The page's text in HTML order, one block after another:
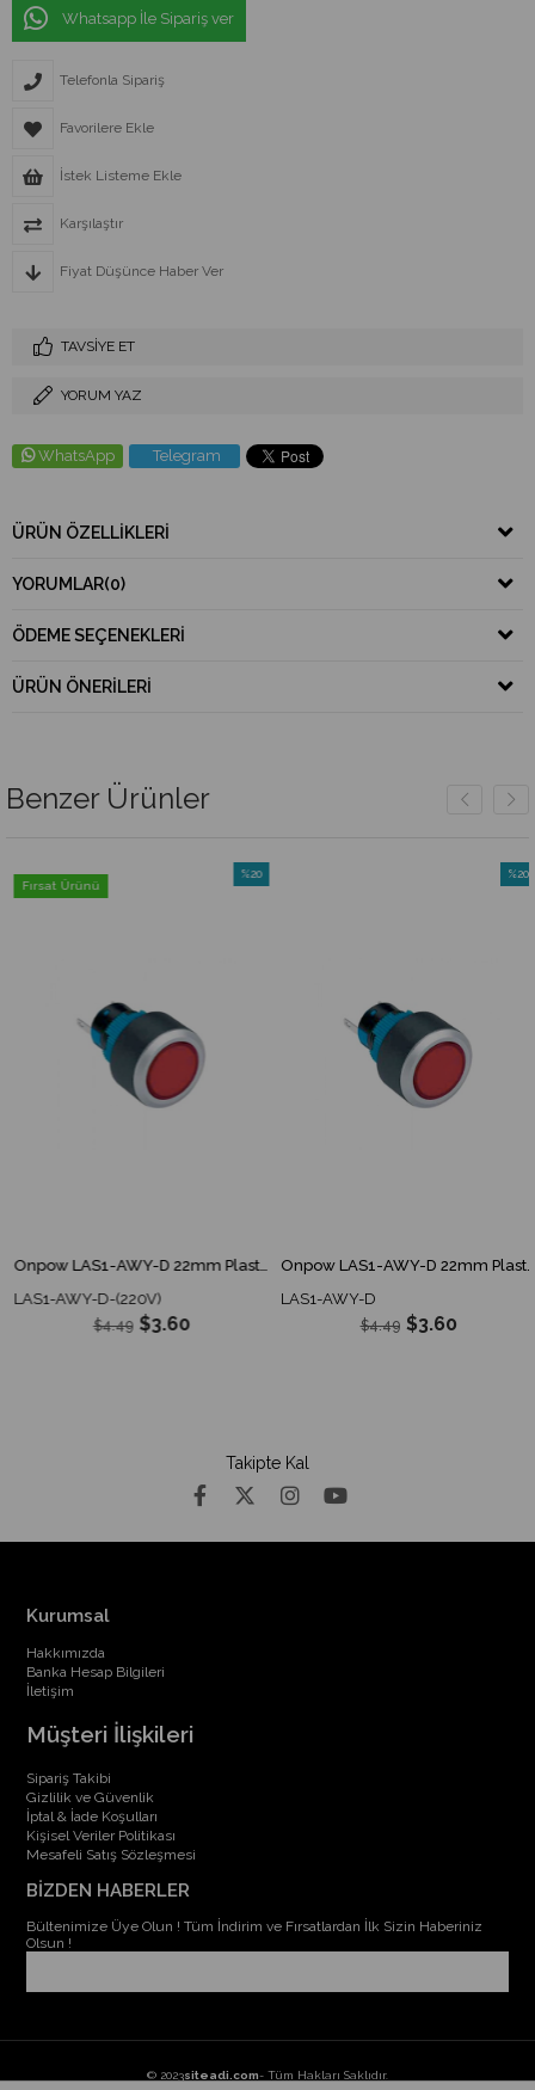
Whatsapp İle Sipariş ver
Telefonla Sipariş
Favorilere Ekle
İstek Listeme Ekle
Karşılaştır
Fiyat Düşünce Haber Ver
TAVSIYE ET
YORUM YAZ
WhatsApp Telegram
ÜRÜN ÖZELLIKLERI
YORUMLAR(0)
ÖDEME SEÇENEKLERI
ÜRÜN ÖNERILERI
Benzer Ürünler
Onpow LAS1-AWY-D 22mm Plastik Ledli 220V Sinyal Lambası
LAS1-AWY-D-(220V)
$3.60
$4.49
%20
Fırsat Ürünü
Onpow LAS1-AWY-D 22mm Plastik Ledli 10-24V Sinyal Lambası
LAS1-AWY-D
$3.60
$4.49
%20
Takipte Kal
Kurumsal
Hakkımızda
Banka Hesap Bilgileri
İletişim
Müşteri İlişkileri
Sipariş Takibi
Gizlilik ve Güvenlik
İptal & İade Koşulları
Kişisel Veriler Politikası
Mesafeli Satış Sözleşmesi
BİZDEN HABERLER
Bültenimize Üye Olun ! Tüm İndirim ve Fırsatlardan İlk Sizin Haberiniz
Olsun !
© 2023siteadi.com- Tüm Hakları Saklıdır.